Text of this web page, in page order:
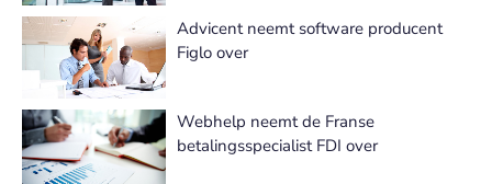
Advicent neemt software producent
Figlo over
Webhelp neemt de Franse
betalingsspecialist FDI over